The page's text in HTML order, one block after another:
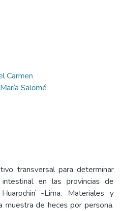
Carmen
Salomé
transversal para determinar
en las provincias de
-Lima. Materiales y
muestra de heces por persona.